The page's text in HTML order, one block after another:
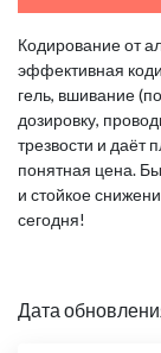
Кодирование от
эффективная
гель, вшивание
дозировку,
трезвости и даёт
понятная цена.
и стойкое
сегодня!
Дата